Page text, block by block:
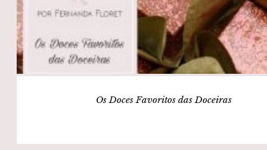
Os Doces Favoritos das Doceiras